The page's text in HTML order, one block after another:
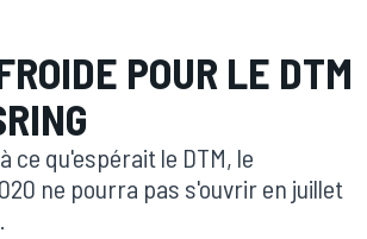
POUR LE DTM
ce qu'espérait le DTM, le
ne pourra pas s'ouvrir en juillet